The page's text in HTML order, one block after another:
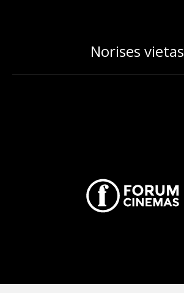
Norises vietas